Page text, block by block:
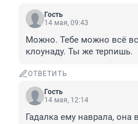
Гость
14 мая, 09:43
Можно. Тебе можно всё
клоунаду. Ты же терпишь.
ОТВЕТИТЬ
Гость
14 мая, 12:14
Гадалка ему наврала, она